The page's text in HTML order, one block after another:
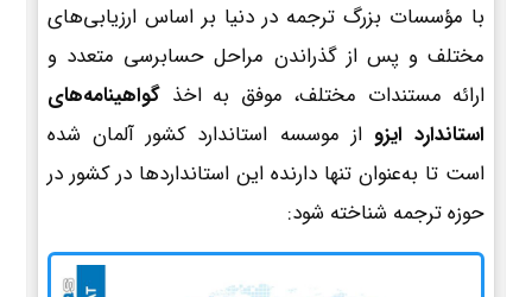
با مؤسسات بزرگ ترجمه در دنیا بر اساس ارزیابی‌های
مختلف و پس از گذراندن مراحل حسابرسی متعدد و
ارائه مستندات مختلف، موفق به اخذ گواهینامه‌های
استاندارد ایزو از موسسه استاندارد کشور آلمان شده
است تا به‌عنوان تنها دارنده این استانداردها در کشور در
حوزه ترجمه شناخته شود: